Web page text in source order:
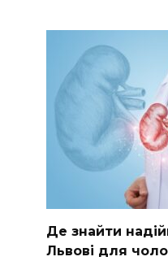
Де знайти
Львові для